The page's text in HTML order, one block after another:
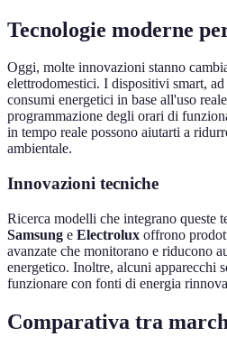
Tecnologie moderne
Oggi, molte innovazioni stanno
elettrodomestici. I dispositivi smart,
consumi energetici in base all'uso
programmazione degli orari di
in tempo reale possono aiutarti a
ambientale.
Innovazioni tecniche
Ricerca modelli che integrano queste
Samsung e Electrolux offrono
avanzate che monitorano e riducono
energetico. Inoltre, alcuni apparecchi
funzionare con fonti di energia
Comparativa tra